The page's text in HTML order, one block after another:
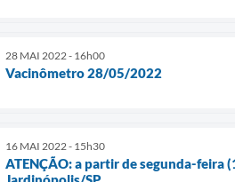
28 MAI 2022 - 16h00
Vacinômetro 28/05/2022
16 MAI 2022 - 15h30
ATENÇÃO: a partir de segunda-feira